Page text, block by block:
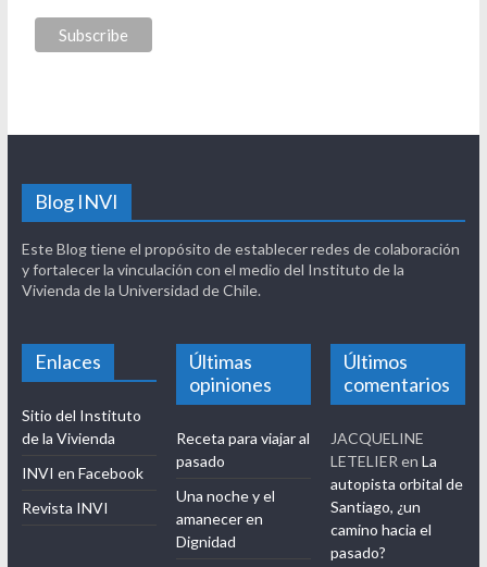
Blog INVI
Este Blog tiene el propósito de establecer redes de colaboración
y fortalecer la vinculación con el medio del Instituto de la
Vivienda de la Universidad de Chile.
Últimas
Últimos
comentarios